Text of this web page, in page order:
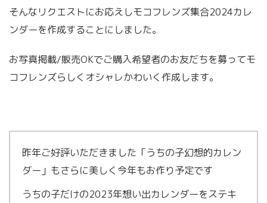
そんなリクエストにお応えしモコフレンズ集合2024カレ
ンダーを作成することにしました。
お写真掲載/販売OKでご購入希望者のお友だちを募ってモ
コフレンズらしくオシャレかわいく作成します。
昨年ご好評いただきました「うちの子幻想的カレン
ダー」もさらに美しく今年もお作り予定です
うちの子だけの2023年想い出カレンダーをステキ